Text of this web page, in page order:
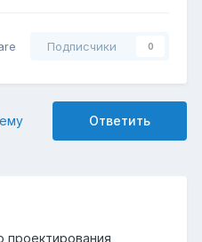
Подписчики 0
Ответить